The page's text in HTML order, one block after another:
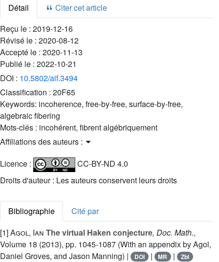
Détail
Citer cet article
Reçu le : 2019-12-16
Révisé le : 2020-08-12
Accepté le : 2020-11-13
Publié le : 2022-10-21
DOI : 10.5802/aif.3494
Classification : 20F65
Keywords: incoherence, free-by-free, surface-by-free,
algebraic fibering
Mots-clés : incohérent, fibrent algébriquement
Affiliations des auteurs :
Licence :
CC-BY-ND 4.0
Droits d'auteur : Les auteurs conservent leurs droits
Bibliographie
Cité par
[1]Agol, Ian The virtual Haken conjecture, Doc. Math.,
Volume 18 (2013), pp. 1045-1087 (With an appendix by Agol,
Daniel Groves, and Jason Manning) |
DOI | MR | Zbl